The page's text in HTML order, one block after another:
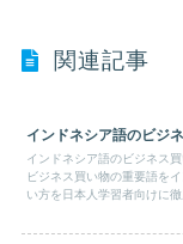
関連記事
インドネシア語のビジ
インドネシア語のビジネス
ビジネス買い物の重要語を
い方を日本人学習者向けに徹